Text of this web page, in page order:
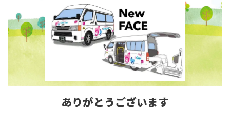
ありがとうございます